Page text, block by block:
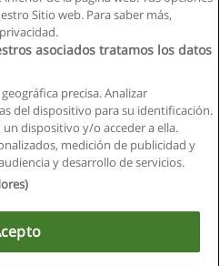
de datos
con Educaedu
S.L. - CIF : B-95610580: -
utiliza cookies.
Sitio web. Para saber más,
asociados tratamos los datos
precisa. Analizar
del dispositivo para su identificación.
dispositivo y/o acceder a ella.
medición de publicidad y
y desarrollo de servicios.